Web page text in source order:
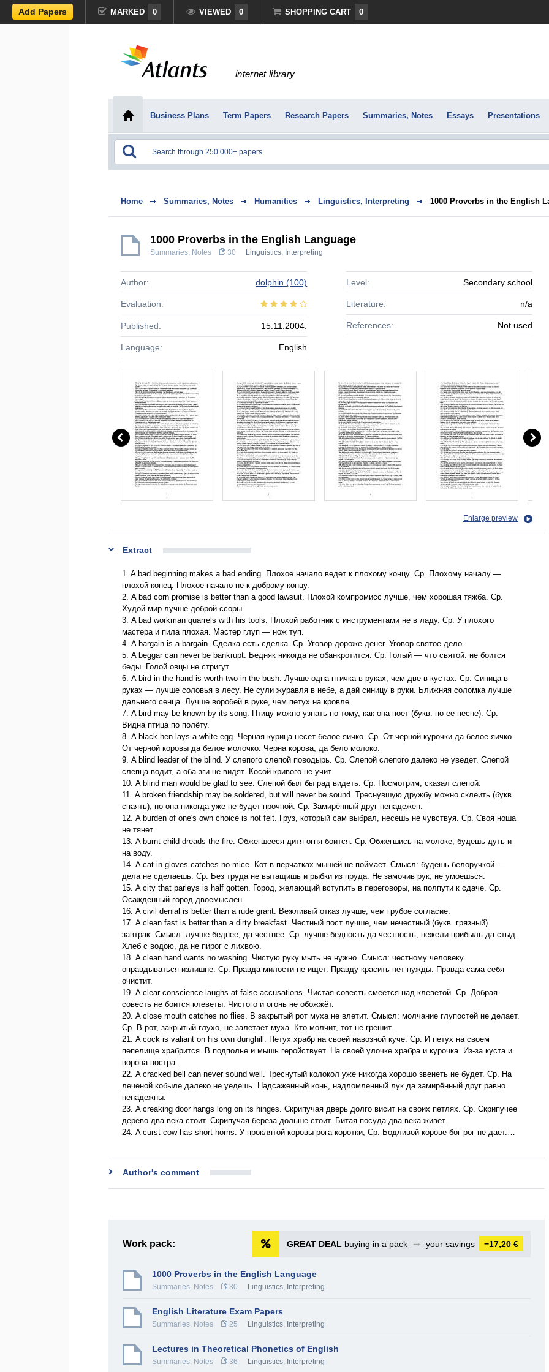
Add Papers MARKED 0 VIEWED 0 SHOPPING CART 0
internet library
Business Plans Term Papers Research Papers Summaries, Notes Essays Presentations
Home Summaries, Notes Humanities Linguistics, Interpreting 1000 Proverbs in the English
1000 Proverbs in the English Language
Summaries, Notes 30 Linguistics, Interpreting
Author: dolphin (100)
Evaluation:
Published: 15.11.2004.
Language: English
Level: Secondary school
Literature: n/a
References: Not used
Enlarge preview
Extract
1. A bad beginning makes a bad ending. Плохое начало ведет к плохому концу. Ср. Плохому началу —
плохой конец. Плохое начало не к доброму концу.
2. A bad corn promise is better than a good lawsuit. Плохой компромисс лучше, чем хорошая тяжба. Ср.
Худой мир лучше доброй ссоры.
3. A bad workman quarrels with his tools. Плохой работник с инструментами не в ладу. Ср. У плохого
мастера и пила плохая. Мастер глуп — нож туп.
4. A bargain is a bargain. Сделка есть сделка. Ср. Уговор дороже денег. Уговор святое дело.
5. A beggar can never be bankrupt. Бедняк никогда не обанкротится. Ср. Голый — что святой: не боится
беды. Голой овцы не стригут.
6. A bird in the hand is worth two in the bush. Лучше одна птичка в руках, чем две в кустах. Ср. Синица в
руках — лучше соловья в лесу. Не сули журавля в небе, а дай синицу в руки. Ближняя соломка лучше
дальнего сенца. Лучше воробей в руке, чем петух на кровле.
7. A bird may be known by its song. Птицу можно узнать по тому, как она поет (букв. по ее песне). Ср.
Видна птица по полёту.
8. A black hen lays a white egg. Черная курица несет белое яичко. Ср. От черной курочки да белое яичко.
От черной коровы да белое молочко. Черна корова, да бело молоко.
9. A blind leader of the blind. У слепого слепой поводырь. Ср. Слепой слепого далеко не уведет. Слепой
слепца водит, а оба зги не видят. Косой кривого не учит.
10. A blind man would be glad to see. Слепой был бы рад видеть. Ср. Посмотрим, сказал слепой.
11. A broken friendship may be soldered, but will never be sound. Треснувшую дружбу можно склеить (букв.
спаять), но она никогда уже не будет прочной. Ср. Замирённый друг ненадежен.
12. A burden of one's own choice is not felt. Груз, который сам выбрал, несешь не чувствуя. Ср. Своя ноша
не тянет.
13. A burnt child dreads the fire. Обжегшееся дитя огня боится. Ср. Обжегшись на молоке, будешь дуть и
на воду.
14. A cat in gloves catches no mice. Кот в перчатках мышей не поймает. Смысл: будешь белоручкой —
дела не сделаешь. Ср. Без труда не вытащишь и рыбки из пруда. Не замочив рук, не умоешься.
15. A city that parleys is half gotten. Город, желающий вступить в переговоры, на полпути к сдаче. Ср.
Осажденный город двоемыслен.
16. A civil denial is better than a rude grant. Вежливый отказ лучше, чем грубое согласие.
17. A clean fast is better than a dirty breakfast. Честный пост лучше, чем нечестный (букв. грязный)
завтрак. Смысл: лучше беднее, да честнее. Ср. лучше бедность да честность, нежели прибыль да стыд.
Хлеб с водою, да не пирог с лихвою.
18. A clean hand wants no washing. Чистую руку мыть не нужно. Смысл: честному человеку
оправдываться излишне. Ср. Правда милости не ищет. Правду красить нет нужды. Правда сама себя
очистит.
19. A clear conscience laughs at false accusations. Чистая совесть смеется над клеветой. Ср. Добрая
совесть не боится клеветы. Чистого и огонь не обожжёт.
20. A close mouth catches no flies. В закрытый рот муха не влетит. Смысл: молчание глупостей не делает.
Ср. В рот, закрытый глухо, не залетает муха. Кто молчит, тот не грешит.
21. A cock is valiant on his own dunghill. Петух храбр на своей навозной куче. Ср. И петух на своем
пепелище храбрится. В подполье и мышь геройствует. На своей улочке храбра и курочка. Из-за куста и
ворона востра.
22. A cracked bell can never sound well. Треснутый колокол уже никогда хорошо звенеть не будет. Ср. На
леченой кобыле далеко не уедешь. Надсаженный конь, надломленный лук да замирённый друг равно
ненадежны.
23. A creaking door hangs long on its hinges. Скрипучая дверь долго висит на своих петлях. Ср. Скрипучее
дерево два века стоит. Скрипучая береза дольше стоит. Битая посуда два века живет.
24. A curst cow has short horns. У проклятой коровы рога коротки, Ср. Бодливой корове бог рог не дает.…
Author's comment
Work pack: GREAT DEAL buying in a pack ➞ your savings −17,20 €
1000 Proverbs in the English Language
Summaries, Notes 30 Linguistics, Interpreting
English Literature Exam Papers
Summaries, Notes 25 Linguistics, Interpreting
Lectures in Theoretical Phonetics of English
Summaries, Notes 36 Linguistics, Interpreting